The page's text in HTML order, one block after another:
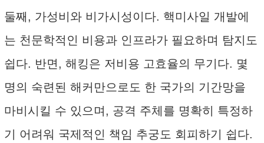
둘째, 가성비와 비가시성이다. 핵미사일 개발에
는 천문학적인 비용과 인프라가 필요하며 탐지도
쉽다. 반면, 해킹은 저비용 고효율의 무기다. 몇
명의 숙련된 해커만으로도 한 국가의 기간망을
마비시킬 수 있으며, 공격 주체를 명확히 특정하
기 어려워 국제적인 책임 추궁도 회피하기 쉽다.